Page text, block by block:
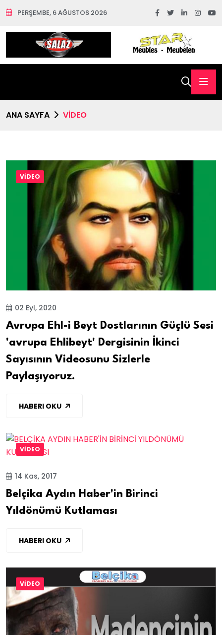
PERŞEMBE, 6 AĞUSTOS 2026
ANA SAYFA VİDEO
VİDEO
02 Eyl, 2020
Avrupa Ehl-i Beyt Dostlarının Güçlü Sesi
'avrupa Ehlibeyt' Dergisinin İkinci
Sayısının Videosunu Sizlerle
Paylaşıyoruz.
HABERI OKU
VİDEO
14 Kas, 2017
Belçika Aydın Haber'in Birinci
Yıldönümü Kutlaması
HABERI OKU
VİDEO